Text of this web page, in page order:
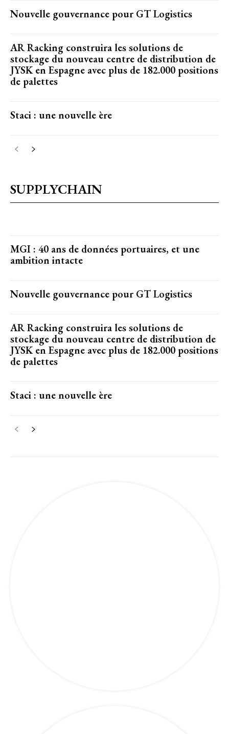
Nouvelle gouvernance pour GT Logistics
AR Racking construira les solutions de
stockage du nouveau centre de distribution de
JYSK en Espagne avec plus de 182.000 positions
de palettes
Staci : une nouvelle ère
SUPPLYCHAIN
MGI : 40 ans de données portuaires, et une
ambition intacte
Nouvelle gouvernance pour GT Logistics
AR Racking construira les solutions de
stockage du nouveau centre de distribution de
JYSK en Espagne avec plus de 182.000 positions
de palettes
Staci : une nouvelle ère